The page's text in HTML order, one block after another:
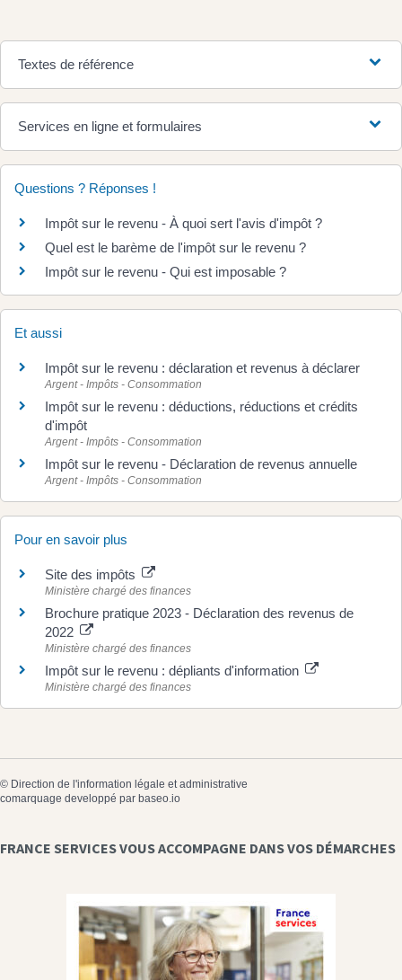
Textes de référence
Services en ligne et formulaires
Questions ? Réponses !
Impôt sur le revenu - À quoi sert l'avis d'impôt ?
Quel est le barème de l'impôt sur le revenu ?
Impôt sur le revenu - Qui est imposable ?
Et aussi
Impôt sur le revenu : déclaration et revenus à déclarer
Argent - Impôts - Consommation
Impôt sur le revenu : déductions, réductions et crédits
d'impôt
Argent - Impôts - Consommation
Impôt sur le revenu - Déclaration de revenus annuelle
Argent - Impôts - Consommation
Pour en savoir plus
Site des impôts
Ministère chargé des finances
Brochure pratique 2023 - Déclaration des revenus de
2022
Ministère chargé des finances
Impôt sur le revenu : dépliants d'information
Ministère chargé des finances
© Direction de l'information légale et administrative
comarquage developpé par baseo.io
FRANCE SERVICES VOUS ACCOMPAGNE DANS VOS DÉMARCHES